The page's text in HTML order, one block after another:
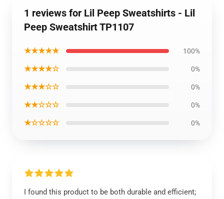
1 reviews for Lil Peep Sweatshirts - Lil
Peep Sweatshirt TP1107
★★★★★ 100%
★★★★☆ 0%
★★★☆☆ 0%
★★☆☆☆ 0%
★☆☆☆☆ 0%
I found this product to be both durable and efficient;